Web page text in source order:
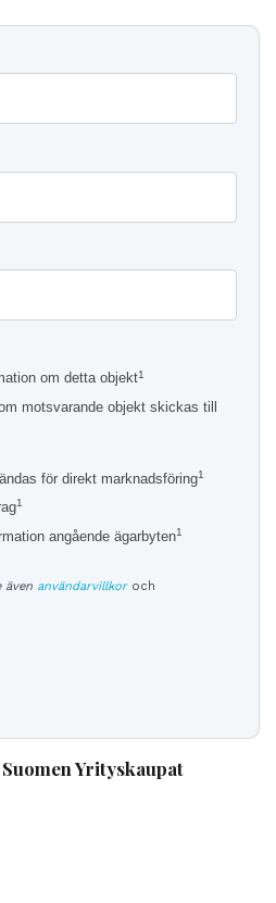
om detta objekt1
motsvarande objekt skickas till
för direkt marknadsföring1
1
angående ägarbyten1
även användarvillkor och
Yrityskaupat